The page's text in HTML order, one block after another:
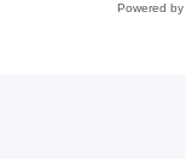
Powered by